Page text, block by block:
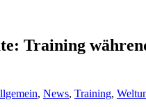
Training
, News, Training,